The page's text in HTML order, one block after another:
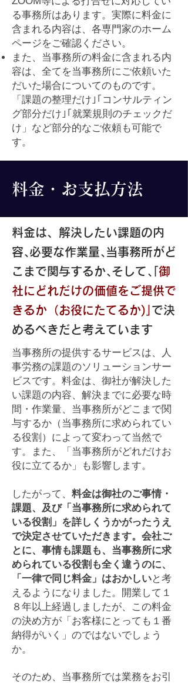
る事務所はあります。実際に料金に
含まれる内容は、各専門家のホーム
ページをご確認ください。
また、当事務所の料金に含まれる内
容は、全てを当事務所にご依頼いた
だいた場合についてのものです。
「課題の整理だけ｣｢コンサルティン
グ部分だけ｣｢就業規則のチェックだ
け」など部分的なご依頼も可能で
す。
料金・お支払方法
料金は、​解決したい課題の内
容､必要な作業量､当事務所がど
こまで関与するか､そして､｢ 御
社にどれだけの価値をご提供で
きるか（お役にたてるか)｣ で決
めるべきだと考えています
当事務所の提供するサービスは、人
事労務の課題のソリューションサー
ビスです。料金は、御社が解決した
い課題の内容、解決までに必要な時
間・作業量、当事務所がどこまで関
与するか（当事務所に求められてい
る役割）によって変わって当然で
す。また、「当事務所がどれだけお
役に立てるか」も影響します。
したがって、 料金は御社のご事情・
課題、及び「当事務所に求められて
いる役割」を詳しくうかがったうえ
で決定させていただきます。会社ご
とに、事情も課題も、当事務所に求
められている役割も全く違うのに、
「一律で同じ料金」はおかしいと考
えるようになりました。開業して１
８年以上経過しましたが、この料金
の決め方が「お客様にとっても１番
納得がいく」のではないでしょう
か。
そのため、当事務所では業務をお引